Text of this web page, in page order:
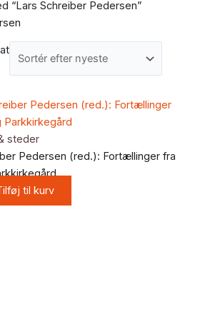
“Lars Schreiber Pedersen”
steder
Pedersen (red.): Fortællinger fra
til kurv